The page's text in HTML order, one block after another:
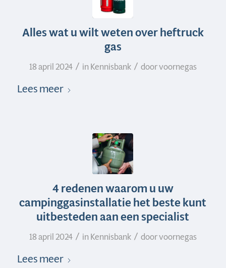
Alles wat u wilt weten over heftruck
gas
18 april 2024 / inKennisbank / doorvoornegas
Lees meer
4 redenen waarom u uw
campinggasinstallatie het beste kunt
uitbesteden aan een specialist
18 april 2024 / inKennisbank / doorvoornegas
Lees meer